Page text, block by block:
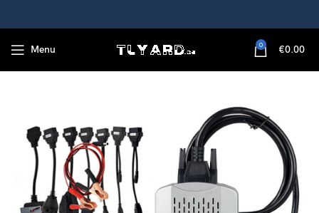
Menu 0 €0.00